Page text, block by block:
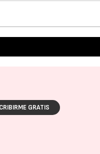
GRATIS